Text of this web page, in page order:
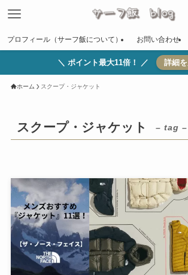
プロフィール（サーフ飯について） お問い合わせ
＼ ポイント最大11倍！ ／ 詳細
ホーム スクープ・ジャケット
スクープ・ジャケット – tag –